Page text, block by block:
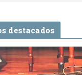
destacados